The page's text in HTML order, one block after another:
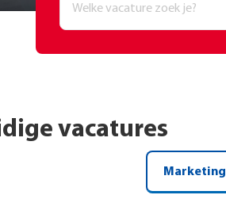
vacatures
Marketing